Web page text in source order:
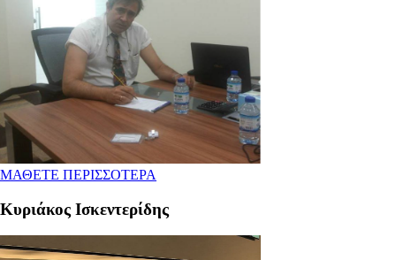
ΜΑΘΕΤΕ ΠΕΡΙΣΣΟΤΕΡΑ
Κυριάκος Ισκεντερίδης